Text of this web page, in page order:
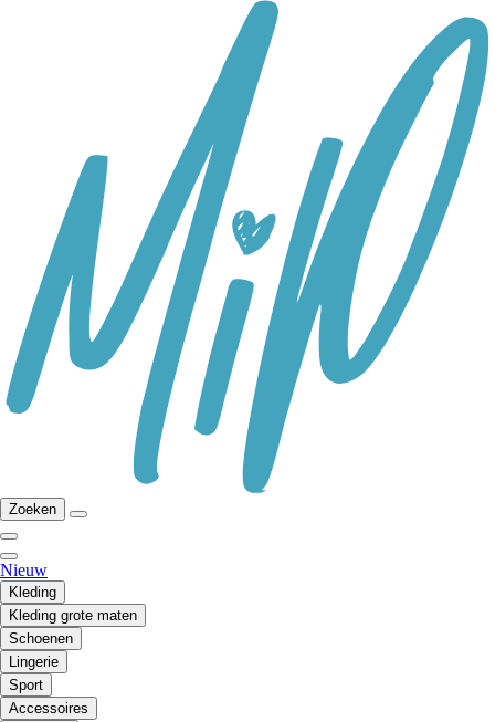
Zoeken
Nieuw
Kleding
Kleding grote maten
Schoenen
Lingerie
Sport
Accessoires